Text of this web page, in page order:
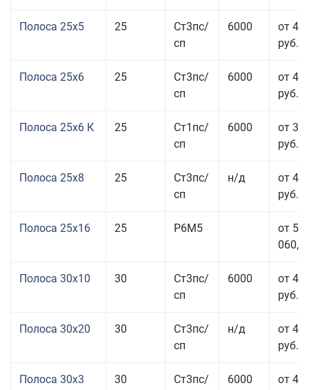
Полоса 25x5 25
Ст3пс/
сп
6000
от 42
руб.
Полоса 25x6 25
Ст3пс/
сп
6000
от 42
руб.
Полоса 25x6 К 25
Ст1пс/
сп
6000
от 35
руб.
Полоса 25x8 25
Ст3пс/
сп
н/д
от 43
руб.
Полоса 25x16 25 Р6М5
от
Полоса 30x10 30
Ст3пс/
сп
6000
от 45
руб.
Полоса 30x20 30
Ст3пс/
сп
н/д
от 46
руб.
Полоса 30x3 30
Ст3пс/
6000
от 46